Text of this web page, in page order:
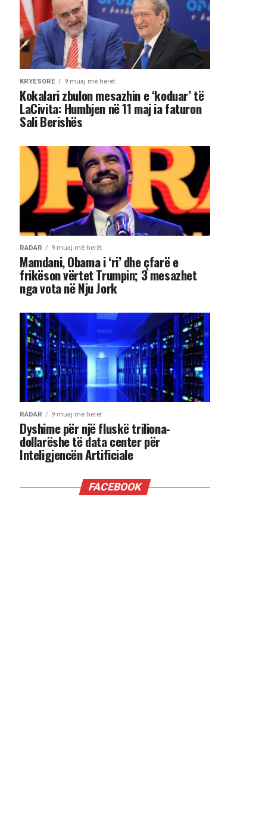
KRYESORE 9 muaj më herët
Kokalari zbulon mesazhin e ‘koduar’ të
LaCivita: Humbjen në 11 maj ia faturon
Sali Berishës
RADAR 9 muaj më herët
Mamdani, Obama i ‘ri’ dhe çfarë e
frikëson vërtet Trumpin; 3 mesazhet
nga vota në Nju Jork
RADAR 9 muaj më herët
Dyshime për një fluskë triliona-
dollarëshe të data center për
Inteligjencën Artificiale
FACEBOOK